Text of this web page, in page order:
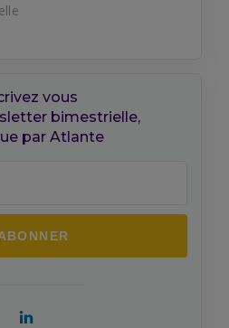
vous
bimestrielle,
par Atlante